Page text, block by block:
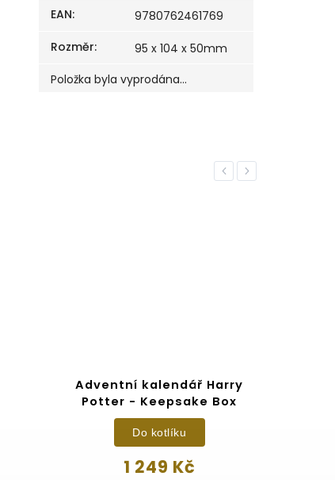
EAN:
9780762461769
Rozměr:
95 x 104 x 50mm
Položka byla vyprodána…
Previous
Adventní kalendář Harry
Potter - Keepsake Box
1 249 Kč
Do kotlíku
Next